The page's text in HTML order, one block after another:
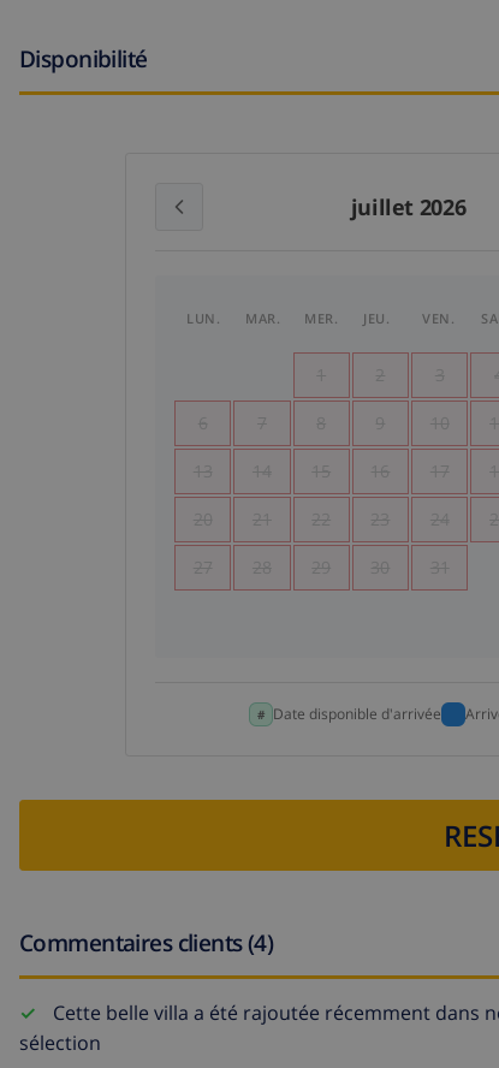
Disponibilité
juillet 2026
LUN. MAR. MER. JEU. VEN.
1 2 3
6 7 8 9 10
13 14 15 16 17
20 21 22 23 24
27 28 29 30 31
Date disponible d'arrivée
Commentaires clients (4)
Cette belle villa a été rajoutée récemment dans
sélection